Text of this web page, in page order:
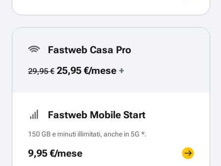
Fastweb Casa Pro
29,95 €25,95 €/mese+
Fastweb Mobile Start
150 GB e minuti illimitati, anche in 5G *.
9,95 €/mese